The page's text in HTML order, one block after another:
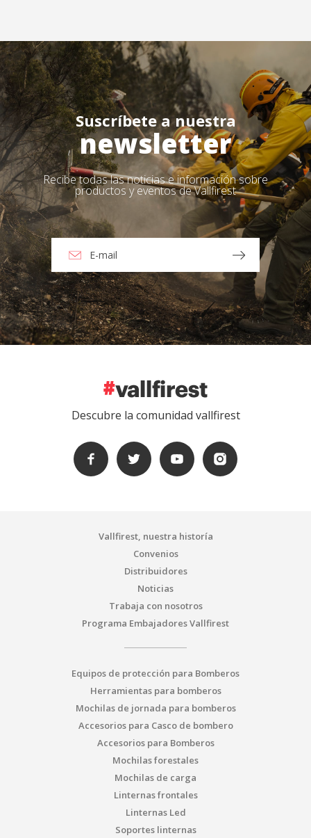
Suscríbete a nuestra
newsletter
Recibe todas las noticias e información sobre
productos y eventos de Vallfirest
Descubre la comunidad vallfirest
Vallfirest, nuestra historía
Convenios
Distribuidores
Noticias
Trabaja con nosotros
Programa Embajadores Vallfirest
Equipos de protección para Bomberos
Herramientas para bomberos
Mochilas de jornada para bomberos
Accesorios para Casco de bombero
Accesorios para Bomberos
Mochilas forestales
Mochilas de carga
Linternas frontales
Linternas Led
Soportes linternas